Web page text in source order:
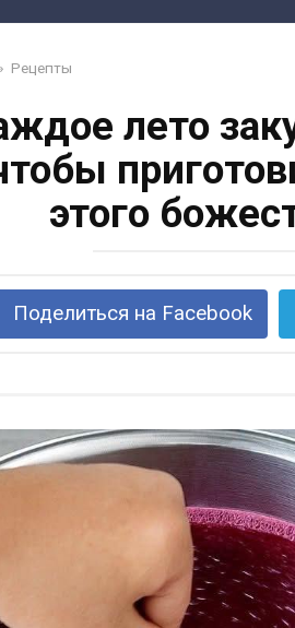
Рецепты
лето
этого
Поделиться на Facebook